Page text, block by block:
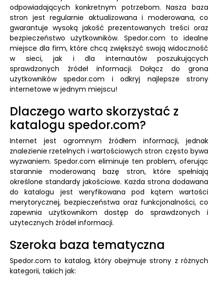
odpowiadających konkretnym potrzebom. Nasza baza
stron jest regularnie aktualizowana i moderowana, co
gwarantuje wysoką jakość prezentowanych treści oraz
bezpieczeństwo użytkowników. Spedor.com to idealne
miejsce dla firm, które chcą zwiększyć swoją widoczność
w sieci, jak i dla internautów poszukujących
sprawdzonych źródeł informacji. Dołącz do grona
użytkowników spedor.com i odkryj najlepsze strony
internetowe w jednym miejscu!
Dlaczego warto skorzystać z
katalogu spedor.com?
Internet jest ogromnym źródłem informacji, jednak
znalezienie rzetelnych i wartościowych stron często bywa
wyzwaniem. Spedor.com eliminuje ten problem, oferując
starannie moderowaną bazę stron, które spełniają
określone standardy jakościowe. Każda strona dodawana
do katalogu jest weryfikowana pod kątem wartości
merytorycznej, bezpieczeństwa oraz funkcjonalności, co
zapewnia użytkownikom dostęp do sprawdzonych i
użytecznych źródeł informacji.
Szeroka baza tematyczna
Spedor.com to katalog, który obejmuje strony z różnych
kategorii, takich jak: